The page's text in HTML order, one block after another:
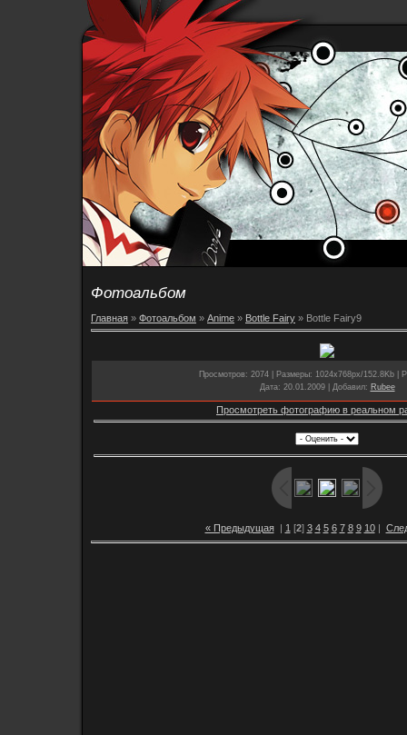
Фотоальбом
Главная » Фотоальбом » Anime » Bottle Fairy » Bottle Fairy9
Просмотров: 2074 | Размеры: 1024x768px/152.8Kb |
Дата: 20.01.2009 | Добавил: Rubee
Просмотреть фотографию в реальном
« Предыдущая| 1 [2] 3 4 5 6 7 8 9 10|